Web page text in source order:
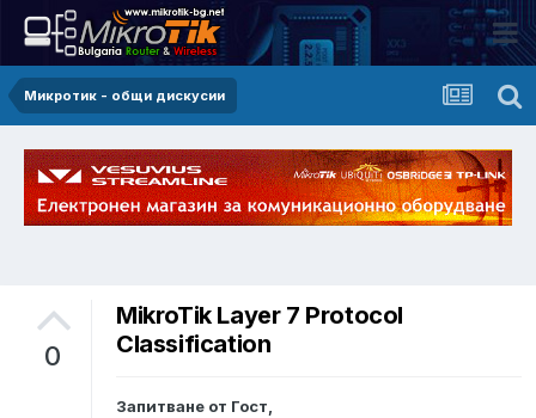
Микротик - общи дискусии
0
MikroTik Layer 7 Protocol
Classification
Запитване от Гост,